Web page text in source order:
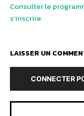
Consulter le
s’inscrire
LAISSER UN
CONNECTER